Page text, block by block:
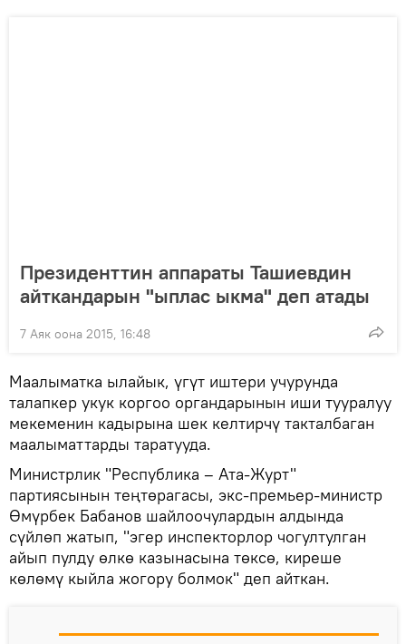
Президенттин аппараты Ташиевдин
айткандарын "ыплас ыкма" деп атады
7 Аяк оона 2015, 16:48
Маалыматка ылайык, үгүт иштери учурунда
талапкер укук коргоо органдарынын иши тууралуу
мекеменин кадырына шек келтирчү такталбаган
маалыматтарды таратууда.
Министрлик "Республика – Ата-Журт"
партиясынын теңтөрагасы, экс-премьер-министр
Өмүрбек Бабанов шайлоочулардын алдында
сүйлөп жатып, "эгер инспекторлор чогултулган
айып пулду өлкө казынасына төксө, киреше
көлөмү кыйла жогору болмок" деп айткан.